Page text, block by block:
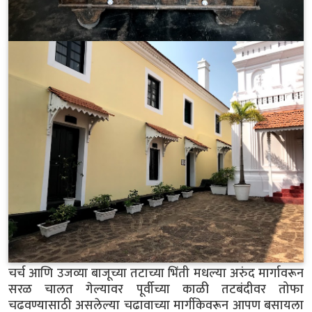
चर्च आणि उजव्या बाजूच्या तटाच्या भिंती मधल्या अरुंद मार्गावरून
सरळ चालत गेल्यावर पूर्वीच्या काळी तटबंदीवर तोफा
चढवण्यासाठी असलेल्या चढावाच्या मार्गीकेवरून आपण बसायला